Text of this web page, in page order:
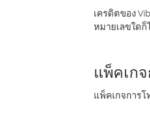
เครดิตของ
หมายเลขใด
แพ็คเก
แพ็คเกจการ